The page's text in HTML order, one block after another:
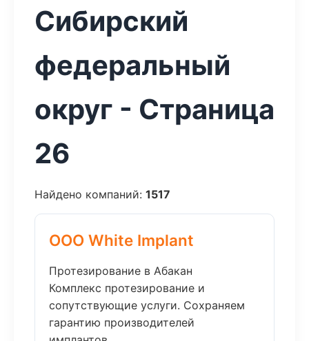
Сибирский
федеральный
округ - Страница
26
Найдено компаний: 1517
ООО White Implant
Протезирование в Абакан
Комплекс протезирование и
сопутствующие услуги. Сохраняем
гарантию производителей